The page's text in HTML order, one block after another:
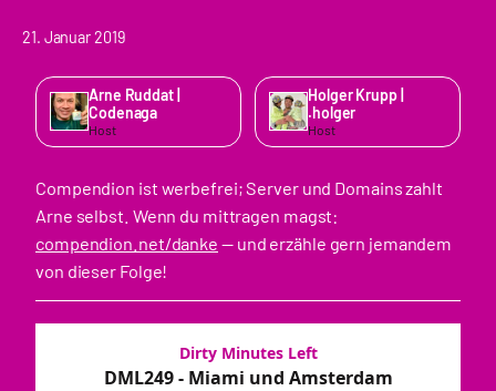
21. Januar 2019
Arne Ruddat |
Codenaga
Host
Holger Krupp |
.holger
Host
Compendion ist werbefrei; Server und Domains zahlt
Arne selbst. Wenn du mittragen magst:
compendion.net/danke — und erzähle gern jemandem
von dieser Folge!